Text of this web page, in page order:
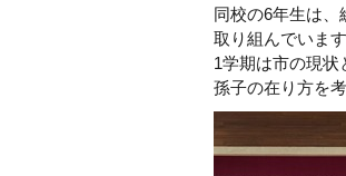
同校の6年生は、
取り組んでいます
1学期は市の現
孫子の在り方を考